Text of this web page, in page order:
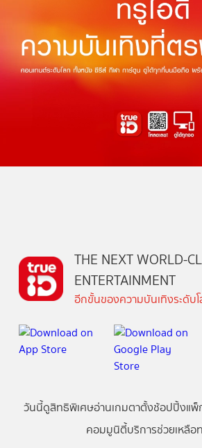
THE NEXT WORLD-
ENTERTAINMENT
อีกขั้นของความบันเทิงระดับ
วันนี้ดูสิทธิพิเศษอ่านเกมตาตั้งช้อปปิ้งแพ็
คอมมูนิตี้บริการช่วยเหลือ